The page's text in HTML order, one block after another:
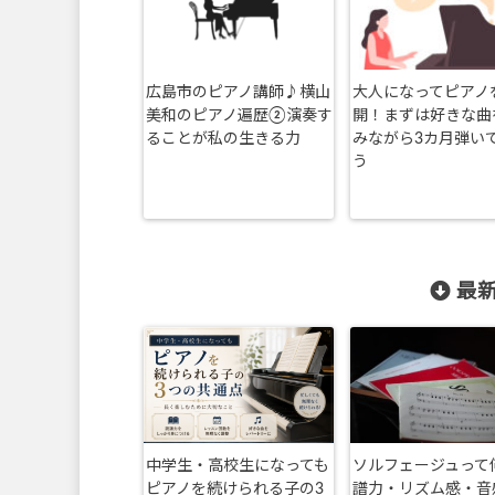
広島市のピアノ講師♪横山
美和のピアノ遍歴②演奏す
ることが私の生きる力
大人になってピアノ
開！まずは好きな
みながら3カ月弾い
う
最
中学生・高校生になっても
ピアノを続けられる子の3
ソルフェージュって
譜力・リズム感・音